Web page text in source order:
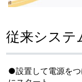
従来システ
●設置して電源をつ